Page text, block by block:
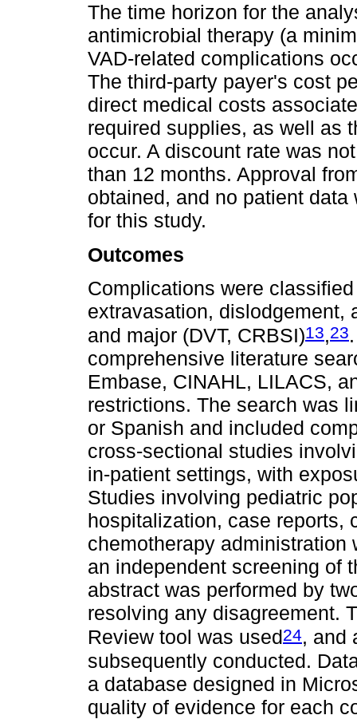
The time horizon for the
antimicrobial therapy (a
VAD-related complications
The third-party payer's cost
direct medical costs
required supplies, as well as
occur. A discount rate was
than 12 months. Approval
obtained, and no patient
for this study.
Outcomes
Complications were
extravasation, dislodgement,
and major (DVT, CRBSI)13,23
comprehensive literature
Embase, CINAHL, LILACS,
restrictions. The search was
or Spanish and included
cross-sectional studies
in-patient settings, with
Studies involving pediatric
hospitalization, case reports,
chemotherapy
an independent screening of
abstract was performed by
resolving any disagreement.
Review tool was used24, and
subsequently conducted.
a database designed in
quality of evidence for each